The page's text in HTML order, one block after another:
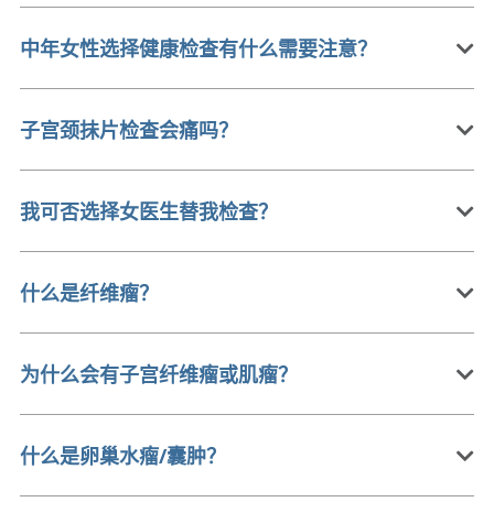
中年女性选择健康检查有什么需要注意？
子宫颈抺片检查会痛吗？
我可否选择女医生替我检查？
什么是纤维瘤？
为什么会有子宫纤维瘤或肌瘤？
什么是卵巢水瘤/囊肿？